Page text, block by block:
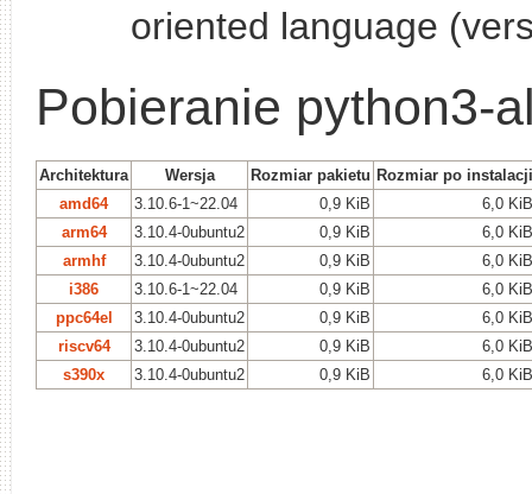
oriented language
Pobieranie python3-
Architektura Wersja Rozmiar pakietu Rozmiar po instalacji
amd64
3.10.6-1~22.04 0,9 KiB
6,0 KiB
arm64
3.10.4-0ubuntu2 0,9 KiB
6,0 KiB
armhf
3.10.4-0ubuntu2 0,9 KiB
6,0 KiB
i386
3.10.6-1~22.04 0,9 KiB
6,0 KiB
ppc64el
3.10.4-0ubuntu2 0,9 KiB
6,0 KiB
riscv64
3.10.4-0ubuntu2 0,9 KiB
6,0 KiB
s390x
3.10.4-0ubuntu2 0,9 KiB 6,0 KiB